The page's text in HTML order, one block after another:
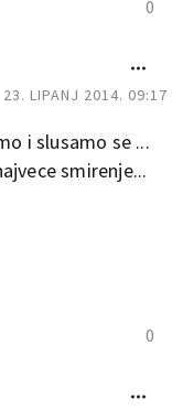
0
23. LIPANJ 2014. 09:17
i slusamo se ...
smirenje...
0